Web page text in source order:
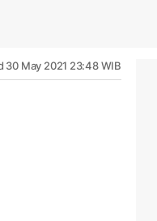
30 May 2021 23:48 WIB